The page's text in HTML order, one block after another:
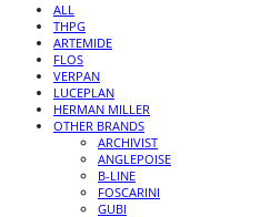
ALL
THPG
ARTEMIDE
FLOS
VERPAN
LUCEPLAN
HERMAN MILLER
OTHER BRANDS
ARCHIVIST
ANGLEPOISE
B-LINE
FOSCARINI
GUBI